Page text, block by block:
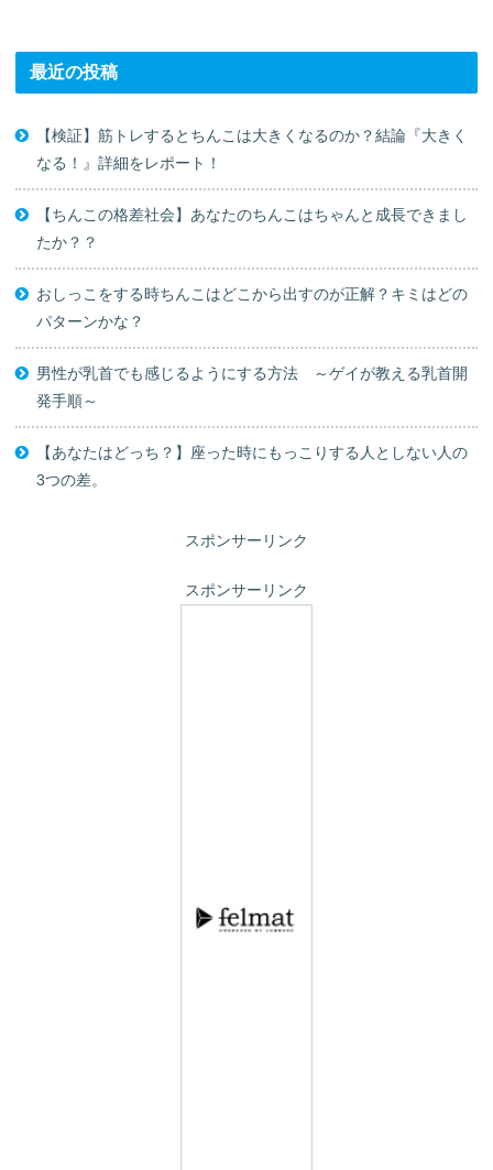
最近の投稿
【検証】筋トレするとちんこは大きくなるのか？結論『大きく
なる！』詳細をレポート！
【ちんこの格差社会】あなたのちんこはちゃんと成長できまし
たか？？
おしっこをする時ちんこはどこから出すのが正解？キミはどの
パターンかな？
男性が乳首でも感じるようにする方法 ～ゲイが教える乳首開
発手順～
【あなたはどっち？】座った時にもっこりする人としない人の
3つの差。
スポンサーリンク
スポンサーリンク